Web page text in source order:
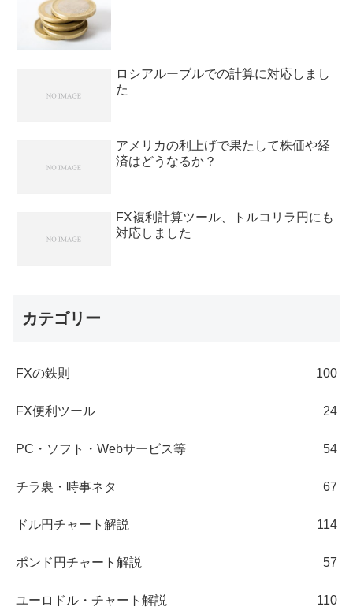
ロシアルーブルでの計算に対応しまし
た
アメリカの利上げで果たして株価や経
済はどうなるか？
FX複利計算ツール、トルコリラ円にも
対応しました
カテゴリー
FXの鉄則 100
FX便利ツール 24
PC・ソフト・Webサービス等 54
チラ裏・時事ネタ 67
ドル円チャート解説 114
ポンド円チャート解説 57
ユーロドル・チャート解説 110